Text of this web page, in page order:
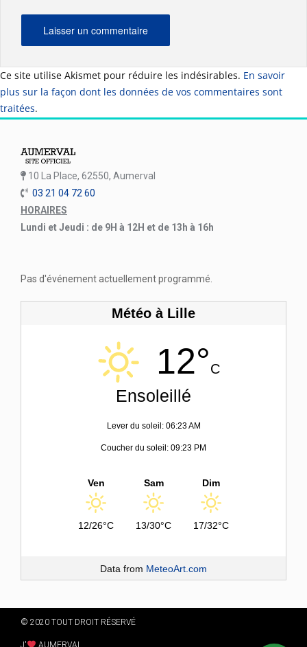
Ce site utilise Akismet pour réduire les indésirables. En savoir
plus sur la façon dont les données de vos commentaires sont
traitées.
10 La Place, 62550, Aumerval
03 21 04 72 60
HORAIRES
Lundi et Jeudi : de 9H à 12H et de 13h à 16h
Pas d'événement actuellement programmé.
Météo à Lille
12°C
Ensoleillé
Lever du soleil: 06:23 AM
Coucher du soleil: 09:23 PM
Ven
12/26°C
Sam
13/30°C
Dim
17/32°C
Data from MeteoArt.com
© 2020 TOUT DROIT RÉSERVÉ
J' AUMERVAL